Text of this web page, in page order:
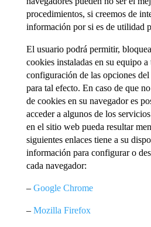
procedimientos, si creemos de
información por si es de utilidad
El usuario podrá permitir,
cookies instaladas en su equipo a
configuración de las opciones
para tal efecto. En caso de que
de cookies en su navegador es
acceder a algunos de los
en el sitio web pueda resultar
siguientes enlaces tiene a su
información para configurar o
cada navegador:
– Google Chrome
– Mozilla Firefox